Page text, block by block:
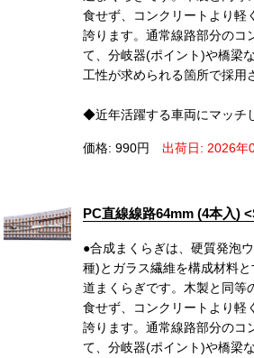
食せず、コンクリートより軽
誇ります。通常線路部分のコ
て、分岐器(ポイント)や橋梁
工性が求められる箇所で採用
◆近年活躍する車両にマッチ
価格: 990円 出荷日: 2026年
PC直線線路64mm (4本入)
●合成まくらぎは、硬質発泡
種)とガラス繊維を構成材料
道まくらぎです。木製と同等
食せず、コンクリートより軽
誇ります。通常線路部分のコ
て、分岐器(ポイント)や橋梁